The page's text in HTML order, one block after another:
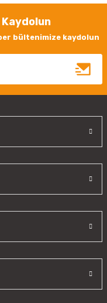
bültenimize kaydolun